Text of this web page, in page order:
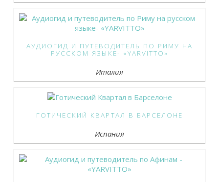
АУДИОГИД И ПУТЕВОДИТЕЛЬ ПО РИМУ НА
РУССКОМ ЯЗЫКЕ- «YARVITTO»
Италия
ГОТИЧЕСКИЙ КВАРТАЛ В БАРСЕЛОНЕ
Испания